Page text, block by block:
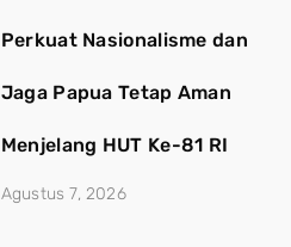
Perkuat Nasionalisme dan
Jaga Papua Tetap Aman
Menjelang HUT Ke-81 RI
Agustus 7, 2026